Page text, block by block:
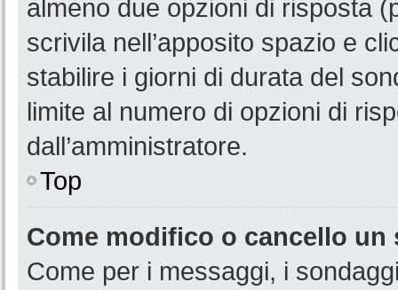
almeno due opzioni di risposta
scrivila nell’apposito spazio e
stabilire i giorni di durata del
limite al numero di opzioni di
dall’amministratore.
Top
Come modifico o cancello un
Come per i messaggi, i